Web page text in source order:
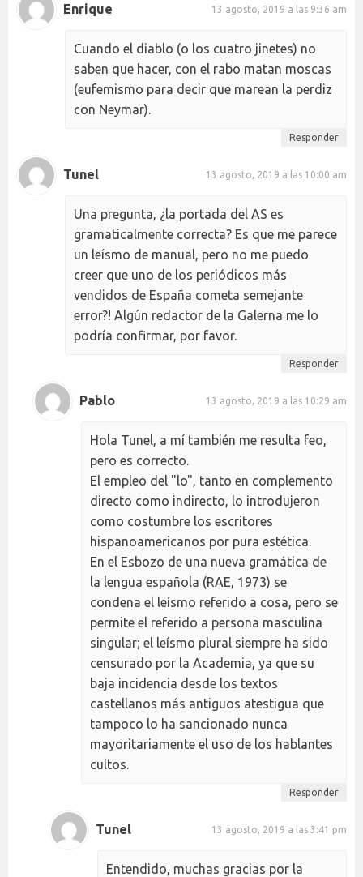
Enrique 13 agosto, 2019 a las 9:36 am
Cuando el diablo (o los cuatro jinetes) no
saben que hacer, con el rabo matan moscas
(eufemismo para decir que marean la perdiz
con Neymar).
Responder
Tunel 13 agosto, 2019 a las 10:00 am
Una pregunta, ¿la portada del AS es
gramaticalmente correcta? Es que me parece
un leísmo de manual, pero no me puedo
creer que uno de los periódicos más
vendidos de España cometa semejante
error?! Algún redactor de la Galerna me lo
podría confirmar, por favor.
Responder
Pablo 13 agosto, 2019 a las 10:29 am
Hola Tunel, a mí también me resulta feo,
pero es correcto.
El empleo del "lo", tanto en complemento
directo como indirecto, lo introdujeron
como costumbre los escritores
hispanoamericanos por pura estética.
En el Esbozo de una nueva gramática de
la lengua española (RAE, 1973) se
condena el leísmo referido a cosa, pero se
permite el referido a persona masculina
singular; el leísmo plural siempre ha sido
censurado por la Academia, ya que su
baja incidencia desde los textos
castellanos más antiguos atestigua que
tampoco lo ha sancionado nunca
mayoritariamente el uso de los hablantes
cultos.
Responder
Tunel 13 agosto, 2019 a las 3:41 pm
Entendido, muchas gracias por la